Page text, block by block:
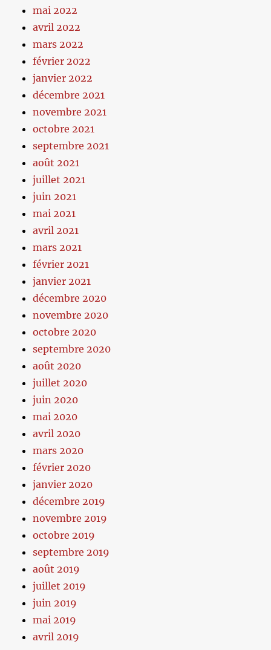
mai 2022
avril 2022
mars 2022
février 2022
janvier 2022
décembre 2021
novembre 2021
octobre 2021
septembre 2021
août 2021
juillet 2021
juin 2021
mai 2021
avril 2021
mars 2021
février 2021
janvier 2021
décembre 2020
novembre 2020
octobre 2020
septembre 2020
août 2020
juillet 2020
juin 2020
mai 2020
avril 2020
mars 2020
février 2020
janvier 2020
décembre 2019
novembre 2019
octobre 2019
septembre 2019
août 2019
juillet 2019
juin 2019
mai 2019
avril 2019